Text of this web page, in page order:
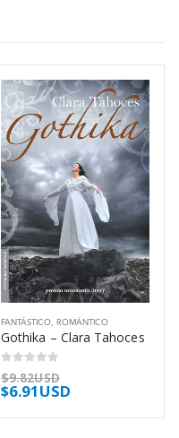
FANTÁSTICO, ROMÁNTICO
Gothika – Clara Tahoces
0out of 5
$9.82USD
$6.91USD